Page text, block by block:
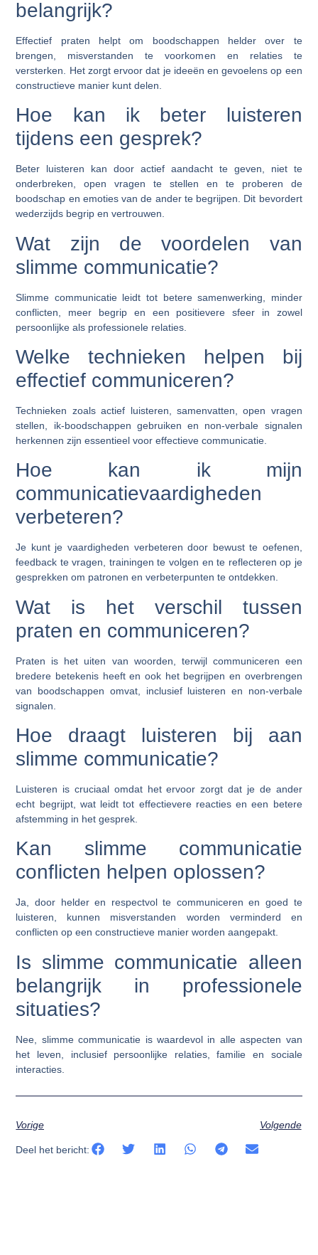
belangrijk?
Effectief praten helpt om boodschappen helder over te
brengen, misverstanden te voorkomen en relaties te
versterken. Het zorgt ervoor dat je ideeën en gevoelens op een
constructieve manier kunt delen.
Hoe kan ik beter luisteren
tijdens een gesprek?
Beter luisteren kan door actief aandacht te geven, niet te
onderbreken, open vragen te stellen en te proberen de
boodschap en emoties van de ander te begrijpen. Dit bevordert
wederzijds begrip en vertrouwen.
Wat zijn de voordelen van
slimme communicatie?
Slimme communicatie leidt tot betere samenwerking, minder
conflicten, meer begrip en een positievere sfeer in zowel
persoonlijke als professionele relaties.
Welke technieken helpen bij
effectief communiceren?
Technieken zoals actief luisteren, samenvatten, open vragen
stellen, ik-boodschappen gebruiken en non-verbale signalen
herkennen zijn essentieel voor effectieve communicatie.
Hoe kan ik mijn
communicatievaardigheden
verbeteren?
Je kunt je vaardigheden verbeteren door bewust te oefenen,
feedback te vragen, trainingen te volgen en te reflecteren op je
gesprekken om patronen en verbeterpunten te ontdekken.
Wat is het verschil tussen
praten en communiceren?
Praten is het uiten van woorden, terwijl communiceren een
bredere betekenis heeft en ook het begrijpen en overbrengen
van boodschappen omvat, inclusief luisteren en non-verbale
signalen.
Hoe draagt luisteren bij aan
slimme communicatie?
Luisteren is cruciaal omdat het ervoor zorgt dat je de ander
echt begrijpt, wat leidt tot effectievere reacties en een betere
afstemming in het gesprek.
Kan slimme communicatie
conflicten helpen oplossen?
Ja, door helder en respectvol te communiceren en goed te
luisteren, kunnen misverstanden worden verminderd en
conflicten op een constructieve manier worden aangepakt.
Is slimme communicatie alleen
belangrijk in professionele
situaties?
Nee, slimme communicatie is waardevol in alle aspecten van
het leven, inclusief persoonlijke relaties, familie en sociale
interacties.
Vorige Volgende
Deel het bericht: